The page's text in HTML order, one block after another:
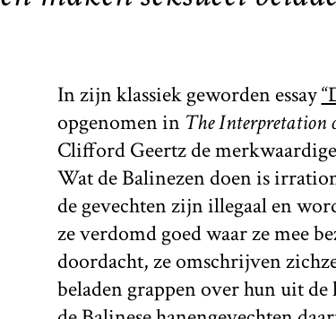
In zijn klassiek geworden essay
opgenomen in The Interpretation
Clifford Geertz de
Wat de Balinezen doen is
de gevechten zijn illegaal en
ze verdomd goed waar ze mee
doordacht, ze omschrijven
beladen grappen over hun uit